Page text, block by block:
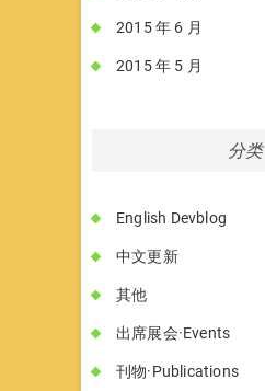
2015 年 6 月
2015 年 5 月
分类
English Devblog
中文更新
其他
出席展会·Events
刊物·Publications